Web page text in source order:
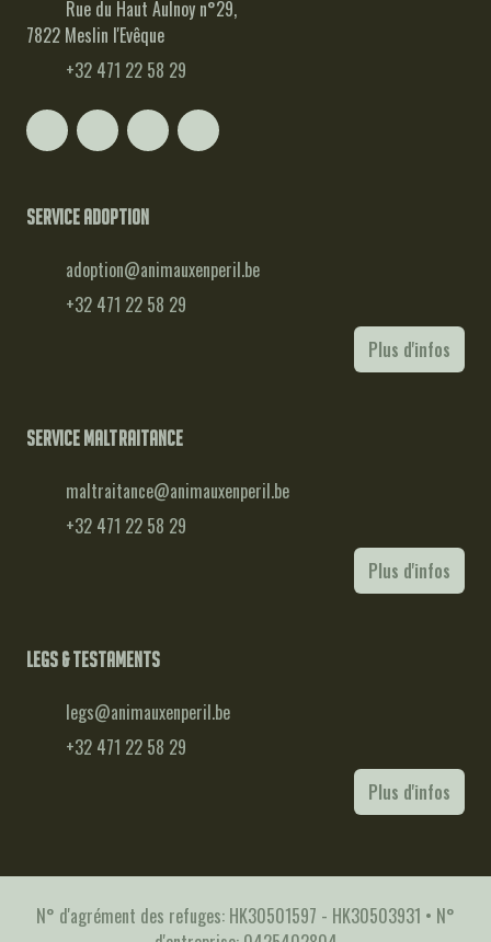
Rue du Haut Aulnoy n°29,
7822 Meslin l'Evêque
+32 471 22 58 29
Service adoption
adoption@animauxenperil.be
+32 471 22 58 29
Plus d'infos
Service maltraitance
maltraitance@animauxenperil.be
+32 471 22 58 29
Plus d'infos
Legs & testaments
legs@animauxenperil.be
+32 471 22 58 29
Plus d'infos
N° d'agrément des refuges: HK30501597 - HK30503931 • N°